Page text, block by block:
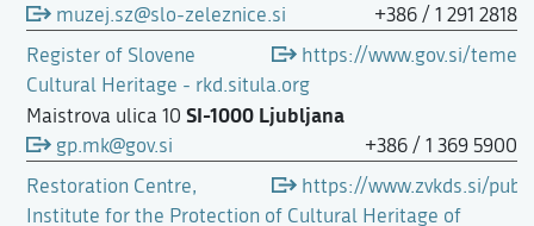
+386 / 1 291 2818
muzej.sz@slo-zeleznice.si
https://www.gov.si/
Register of Slovene
Cultural Heritage - rkd.situla.org
Maistrova ulica 10 SI-1000 Ljubljana
+386 / 1 369 5900
gp.mk@gov.si
https://www.zvkds.si/
Restoration Centre,
Institute for the Protection of Cultural Heritage of